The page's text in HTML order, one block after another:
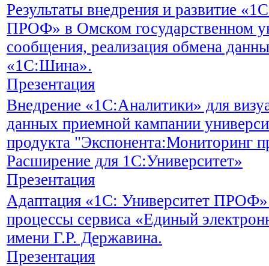
Результаты внедрения и развитие
ПРОФ» в Омском государственном
сообщения, реализация обмена
«1С:Шина».
Презентация
Внедрение «1С:Аналитики» для
данных приемной кампании
продукта "Экспонента:Мониторинг
Расширение для 1С:Университет»
Презентация
Адаптация «1С: Университет ПРОФ»
процессы сервиса «Единый
имени Г.Р. Державина.
Презентация